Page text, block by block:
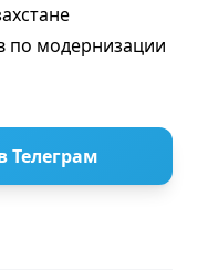
по модернизации
Телеграм